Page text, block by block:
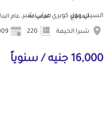
السيتي مول كوبري عرابي شبر...
الموقع
شبرا الخيمة
المساحة عام
16,000 جنيه / سنوياً